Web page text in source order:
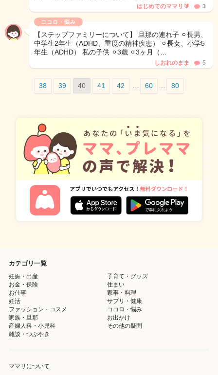
はじめてのママリ🔰 3
ココロ・悩み
【ステップファミリーについて】 旦那の連れ子 ⚪︎長男、
中学生2年生（ADHD、重度の精神疾患） ⚪︎長女、小学5
年生（ADHD） 私の子供 ⚪︎3歳 ⚪︎3ヶ月（…
しおれのまま 5
38 39 40 41 42 60 80
カテゴリ一覧
妊娠・出産
子育て・グッズ
お金・保険
住まい
お仕事
家事・料理
妊活
サプリ・健康
ファッション・コスメ
ココロ・悩み
家族・旦那
お出かけ
産婦人科・小児科
その他の疑問
雑談・つぶやき
ママリについて